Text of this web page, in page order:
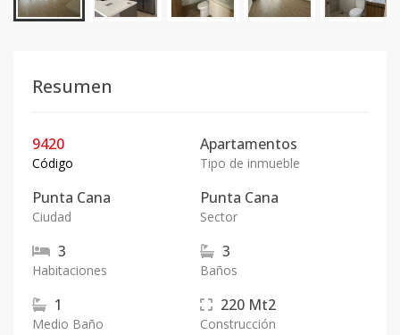
Resumen
9420
Código
Apartamentos
Tipo de inmueble
Punta Cana
Ciudad
Punta Cana
Sector
3
Habitaciones
3
Baños
1
Medio Baño
220 Mt2
Construcción